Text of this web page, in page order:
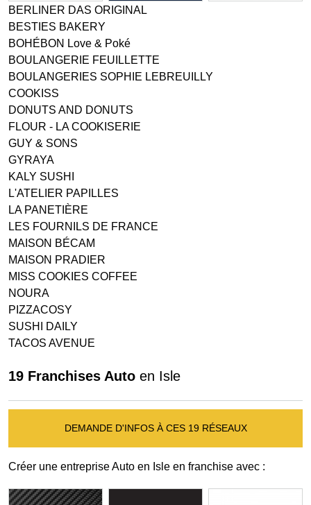
BERLINER DAS ORIGINAL
BESTIES BAKERY
BOHÉBON Love & Poké
BOULANGERIE FEUILLETTE
BOULANGERIES SOPHIE LEBREUILLY
COOKISS
DONUTS AND DONUTS
FLOUR - LA COOKISERIE
GUY & SONS
GYRAYA
KALY SUSHI
L'ATELIER PAPILLES
LA PANETIÈRE
LES FOURNILS DE FRANCE
MAISON BÉCAM
MAISON PRADIER
MISS COOKIES COFFEE
NOURA
PIZZACOSY
SUSHI DAILY
TACOS AVENUE
19 Franchises Auto en Isle
DEMANDE D'INFOS À CES 19 RÉSEAUX
Créer une entreprise Auto en Isle en franchise avec :